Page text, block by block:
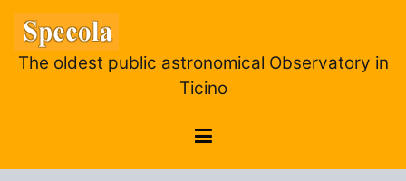
Skip
content
The oldest public astronomical Observatory in
Ticino